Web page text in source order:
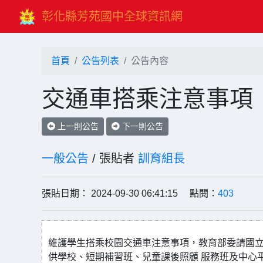
彰化縣芳苑國中全球資訊網
首頁 公告列表 公告內容
交通車搭乘注意事項
上一則公告 下一則公告
一般公告 / 張貼者 訓育組長
張貼日期： 2024-09-30 06:41:15 點閱： 403
維護學生搭乘校園交通車注意事項，教育部委請國
供學校、短期補習班、兒童課後照顧 服務班及中心